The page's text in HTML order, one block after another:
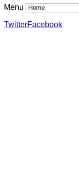
Menu
TwitterFacebook